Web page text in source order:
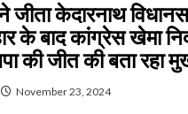
जीता केदारनाथ
के बाद कांग्रेस खेमा
की जीत की बता रहा
November 23, 2024